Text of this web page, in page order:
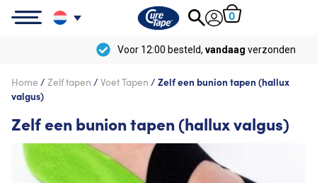
0
Voor 12:00 besteld, vandaagverzonden
Home / Zelf tapen / Voet Tapen / Zelf een bunion tapen (hallux
valgus)
Zelf een bunion tapen (hallux valgus)